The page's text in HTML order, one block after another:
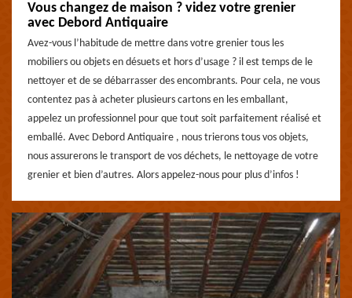
Vous changez de maison ? videz votre grenier
avec Debord Antiquaire
Avez-vous l’habitude de mettre dans votre grenier tous les
mobiliers ou objets en désuets et hors d’usage ? il est temps de le
nettoyer et de se débarrasser des encombrants. Pour cela, ne vous
contentez pas à acheter plusieurs cartons en les emballant,
appelez un professionnel pour que tout soit parfaitement réalisé et
emballé. Avec Debord Antiquaire , nous trierons tous vos objets,
nous assurerons le transport de vos déchets, le nettoyage de votre
grenier et bien d’autres. Alors appelez-nous pour plus d’infos !